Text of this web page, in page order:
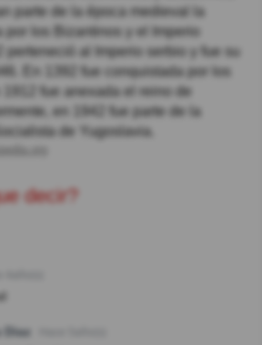
parte de la época medieval la
por los Bizantinos y el Imperio
perteneció al Imperio serbio y fue su
En 1392 fue conquistada por los
fue anexada el reino de
en 1942 fue parte de la
de Yugoslavia.
decir?
Diaz